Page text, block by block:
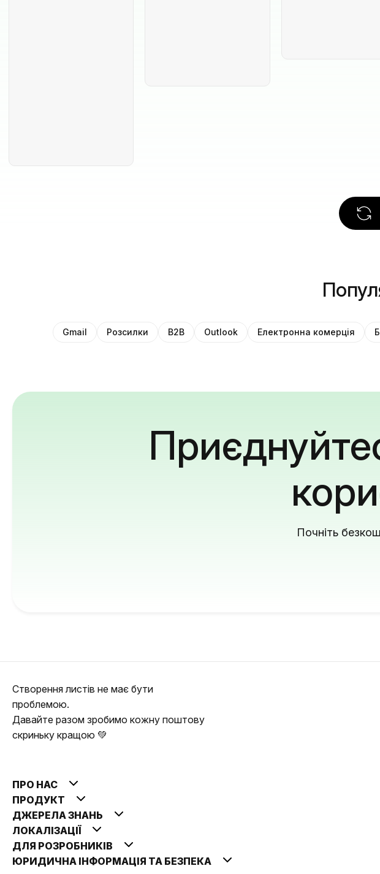
Gmail Розсилки B2B Outlook Електронна комерція
Почніть
Створення листів не має бути
проблемою.
Давайте разом зробимо кожну поштову
скриньку кращою 💚
ПРО НАС
ПРОДУКТ
ДЖЕРЕЛА ЗНАНЬ
ЛОКАЛІЗАЦІЇ
ДЛЯ РОЗРОБНИКІВ
ЮРИДИЧНА ІНФОРМАЦІЯ ТА БЕЗПЕКА